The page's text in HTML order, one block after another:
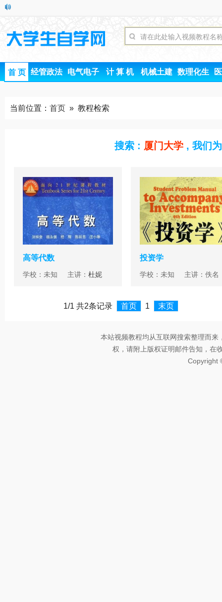
首 页 经管政法 电气电子 计 算 机 机械土建 数理化生
当前位置： 首页 » 教程检索
搜索 : 厦门大学 , 我们
高等代数
学校：未知 主讲： 杜妮
投资学
学校：未知 主讲：佚名
1/1 共2条记录 首页 1 末页
本站视频教程均从互联网搜索整理而
权，请附上版权证明邮件告知，在
Copyright